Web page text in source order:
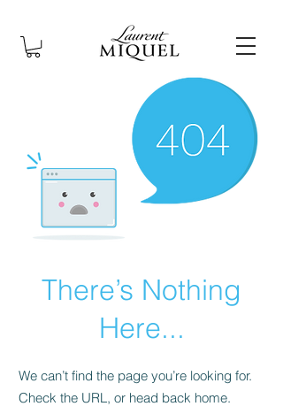
There’s Nothing
Here...
We can’t find the page you’re looking for.
Check the URL, or head back home.